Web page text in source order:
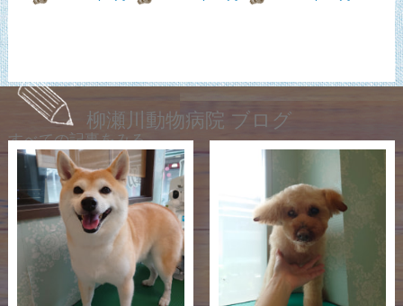
柳瀬川動物病院 ブログ
すべての記事をみる